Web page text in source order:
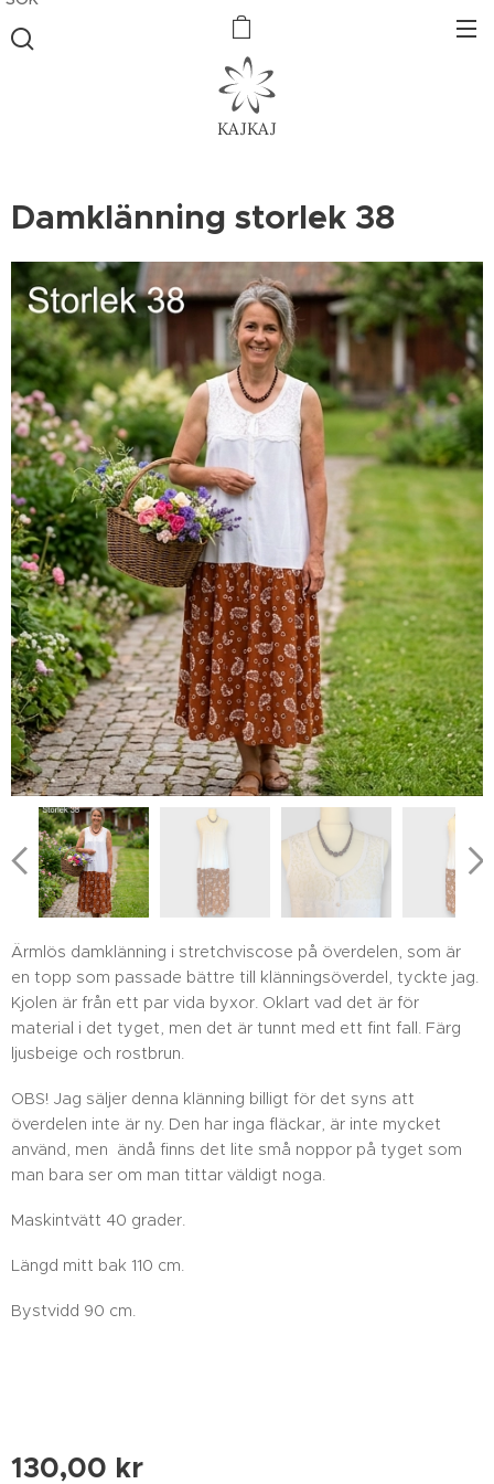
KAJKAJ
Damklänning storlek 38
Ärmlös damklänning i stretchviscose på överdelen, som är
en topp som passade bättre till klänningsöverdel, tyckte jag.
Kjolen är från ett par vida byxor. Oklart vad det är för
material i det tyget, men det är tunnt med ett fint fall. Färg
ljusbeige och rostbrun.
OBS! Jag säljer denna klänning billigt för det syns att
överdelen inte är ny. Den har inga fläckar, är inte mycket
använd, men ändå finns det lite små noppor på tyget som
man bara ser om man tittar väldigt noga.
Maskintvätt 40 grader.
Längd mitt bak 110 cm.
Bystvidd 90 cm.
130,00 kr